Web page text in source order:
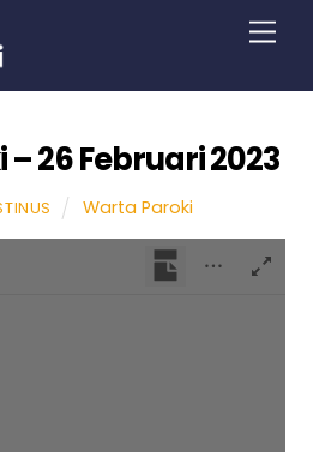
26 Februari 2023
Warta Paroki